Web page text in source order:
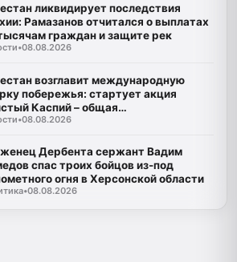
ликвидирует последствия
Рамазанов отчитался о выплатах
граждан и защите рек
•08.08.2026
возглавит международную
побережья: стартует акция
Каспий – общая
•08.08.2026
Дербента сержант Вадим
спас троих бойцов из-под
огня в Херсонской области
•08.08.2026